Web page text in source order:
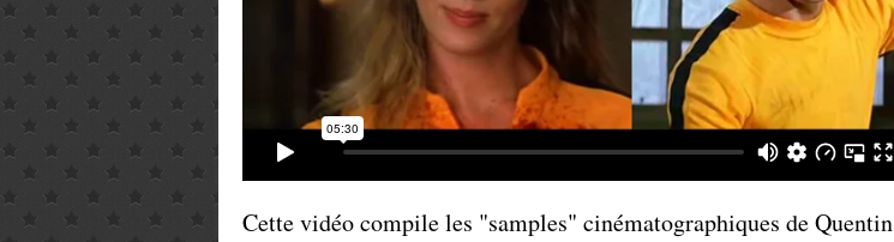
Cette vidéo compile les "samples" cinématographiques de Quentin